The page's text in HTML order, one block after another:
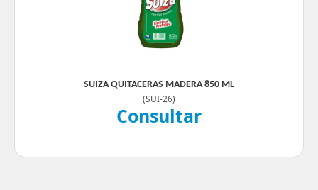
SUIZA QUITACERAS MADERA 850 ML
(SUI-26)
Consultar